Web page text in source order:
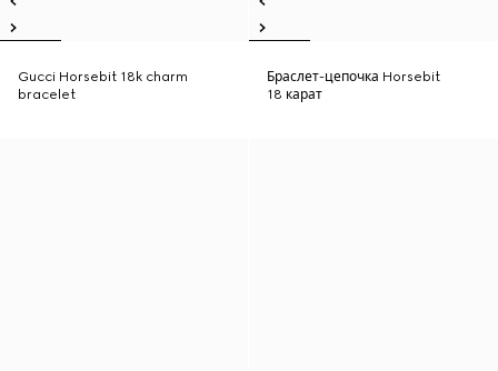
Gucci Horsebit 18k charm
bracelet
Браслет-цепочка Horsebit
18 карат